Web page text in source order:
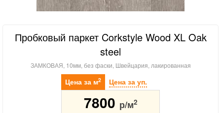
Пробковый паркет Corkstyle Wood XL Oak
steel
ЗАМКОВАЯ, 10мм, без фаски, Швейцария, лакированная
Цена за м2 Цена за уп.
7800 р/м2